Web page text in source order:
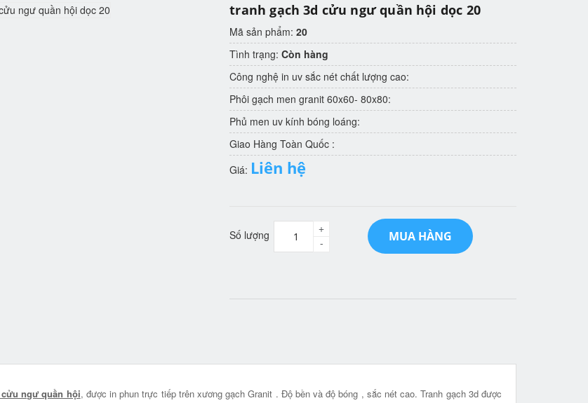
tranh gạch 3d cửu ngư quần hội dọc 20
Mã sản phẩm:20
Tình trạng:Còn hàng
Công nghệ in uv sắc nét chất lượng cao:
Phôi gạch men granit 60x60- 80x80:
Phủ men uv kính bóng loáng:
Giao Hàng Toàn Quốc :
Giá: Liên hệ
Số lượng
-
+ MUA HÀNG
cửu ngư quần hội, được in phun trực tiếp trên xương gạch Granit . Độ bền và độ bóng , sắc nét cao. Tranh gạch 3d được